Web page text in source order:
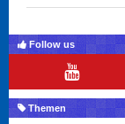
Follow us
Themen